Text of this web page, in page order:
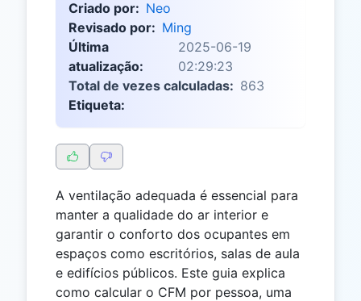
Criado por: Neo
Revisado por: Ming
Última
atualização:
2025-06-19
02:29:23
Total de vezes calculadas: 863
Etiqueta:
A ventilação adequada é essencial para
manter a qualidade do ar interior e
garantir o conforto dos ocupantes em
espaços como escritórios, salas de aula
e edifícios públicos. Este guia explica
como calcular o CFM por pessoa, uma